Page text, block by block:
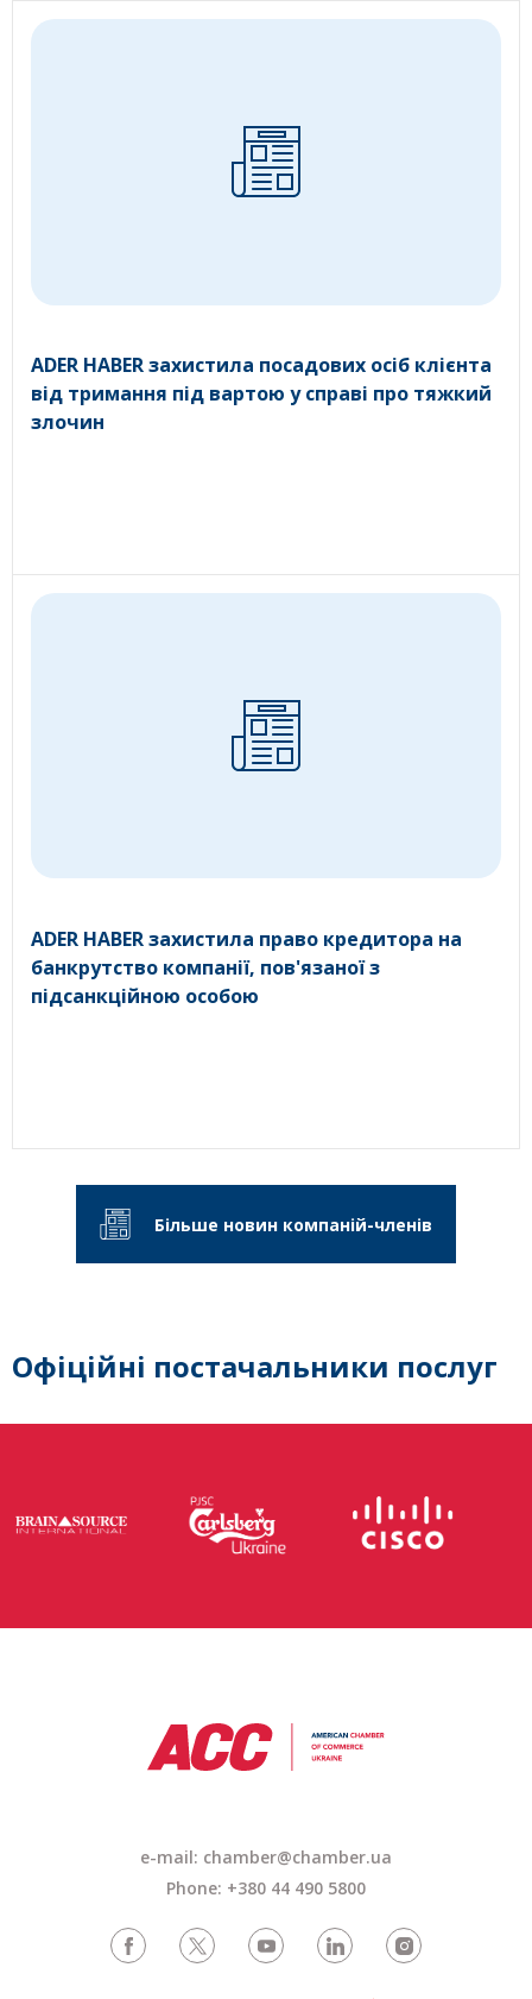
ADER HABER захистила посадових осіб клієнта
від тримання під вартою у справі про тяжкий
злочин
ADER HABER захистила право кредитора на
банкрутство компанії, пов'язаної з
підсанкційною особою
Більше новин компаній-членів
Офіційні постачальники послуг
e-mail: chamber@chamber.ua
Phone: +380 44 490 5800